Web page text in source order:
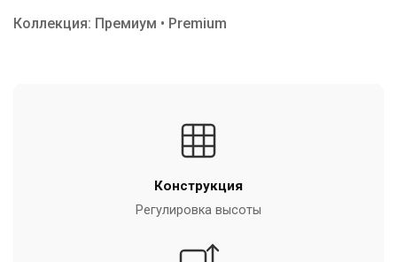
Коллекция: Премиум • Premium
Конструкция
Регулировка высоты